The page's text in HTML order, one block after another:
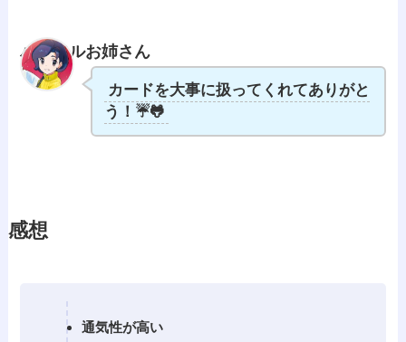
パラソルお姉さん
カードを大事に扱ってくれてありがと
う！☔🐸
感想
通気性が高い